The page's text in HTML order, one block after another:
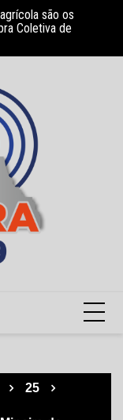
são os
Coletiva de
Nosso Lar
com TEA
25